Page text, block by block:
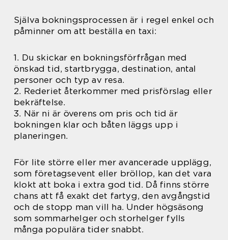
Själva bokningsprocessen är i regel enkel och
påminner om att beställa en taxi:
1. Du skickar en bokningsförfrågan med
önskad tid, startbrygga, destination, antal
personer och typ av resa.
2. Rederiet återkommer med prisförslag eller
bekräftelse.
3. När ni är överens om pris och tid är
bokningen klar och båten läggs upp i
planeringen.
För lite större eller mer avancerade upplägg,
som företagsevent eller bröllop, kan det vara
klokt att boka i extra god tid. Då finns större
chans att få exakt det fartyg, den avgångstid
och de stopp man vill ha. Under högsäsong
som sommarhelger och storhelger fylls
många populära tider snabbt.